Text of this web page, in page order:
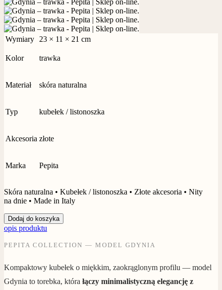
Wymiary 23 × 11 × 21 cm
Kolor trawka
Materiał skóra naturalna
Typ kubełek / listonoszka
Akcesoria złote
Marka Pepita
Skóra naturalna • Kubełek / listonoszka • Złote akcesoria • Nity
na dnie • Made in Italy
Dodaj do koszyka
opis produktu
PEPITA COLLECTION — MODEL GDYNIA
Kompaktowy kubełek o miękkim, zaokrąglonym profilu — model
Gdynia to torebka, która łączy minimalistyczną elegancję z